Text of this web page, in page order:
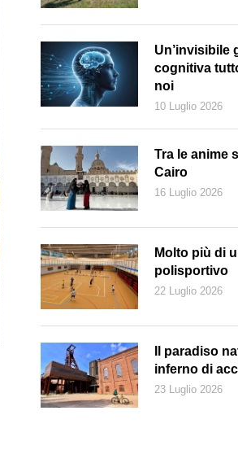
Un’invisibile
cognitiva
noi
10 Luglio 2026
Tra le anime
Cairo
16 Luglio 2026
Molto più di
polisportivo
22 Luglio 2026
Il paradiso
inferno di
23 Luglio 2026